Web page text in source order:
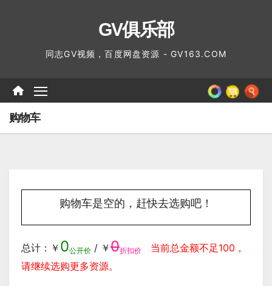
GV俱乐部
同志GV视频，百度网盘资源 - GV163.COM
购物车
购物车是空的，赶快去选购吧！
总计：￥ 0公开价 / ￥0折扣价
当前总金额不足100，
请继续选购更多资源。